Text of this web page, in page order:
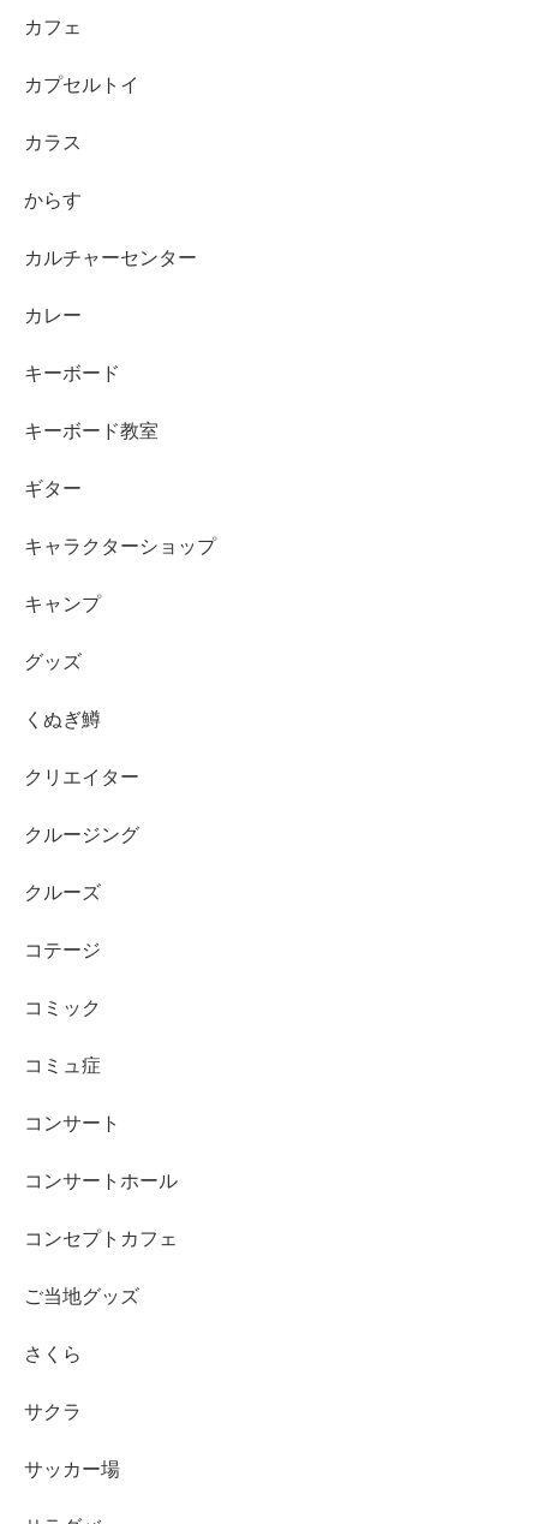
カフェ
カプセルトイ
カラス
からす
カルチャーセンター
カレー
キーボード
キーボード教室
ギター
キャラクターショップ
キャンプ
グッズ
くぬぎ鱒
クリエイター
クルージング
クルーズ
コテージ
コミック
コミュ症
コンサート
コンサートホール
コンセプトカフェ
ご当地グッズ
さくら
サクラ
サッカー場